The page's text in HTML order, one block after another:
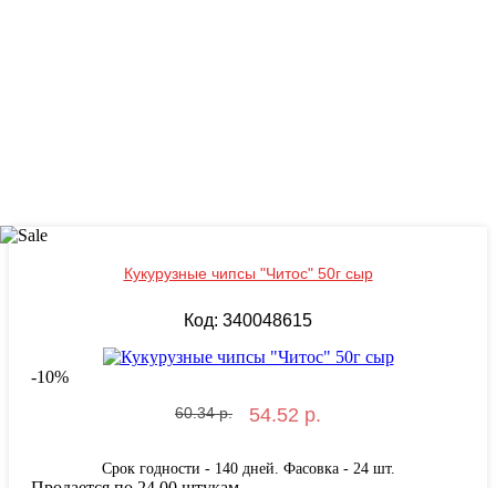
Кукурузные чипсы "Читос" 50г сыр
Код: 340048615
-10%
60.34 р. 54.52 р.
Срок годности - 140 дней. Фасовка - 24 шт.